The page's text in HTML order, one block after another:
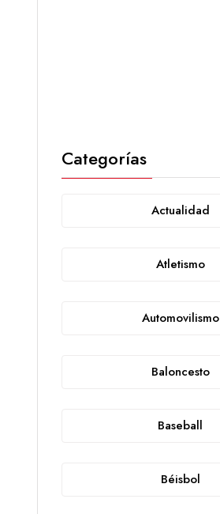
Categorías
Actualidad
Atletismo
Automovilismo
Baloncesto
Baseball
Béisbol